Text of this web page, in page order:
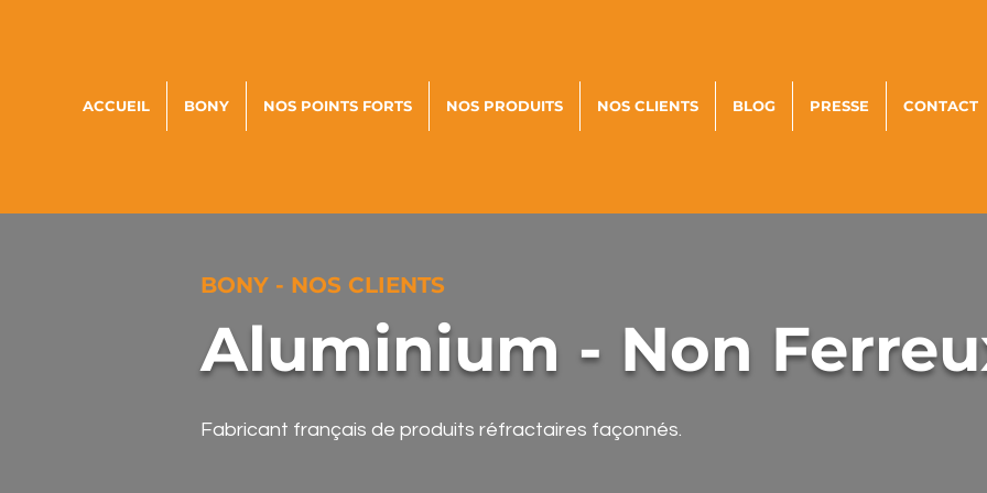
ACCUEIL BONY NOS POINTS FORTS NOS PRODUITS NOS CLIENTS BLOG PRESSE CONTACT
BONY - NOS CLIENTS
Aluminium - Non
Fabricant français de produits réfractaires façonnés.